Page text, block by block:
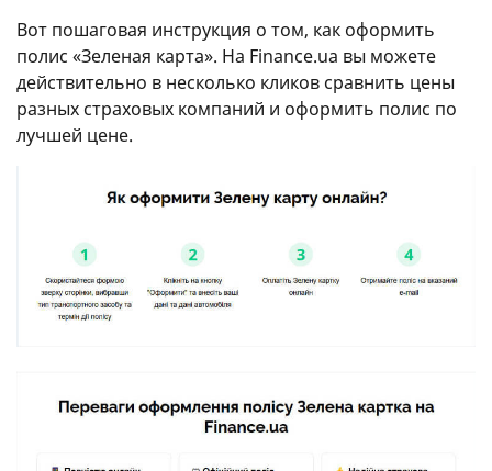
Вот пошаговая инструкция о том, как оформить
полис «Зеленая карта». На Finance.ua вы можете
действительно в несколько кликов сравнить цены
разных страховых компаний и оформить полис по
лучшей цене.